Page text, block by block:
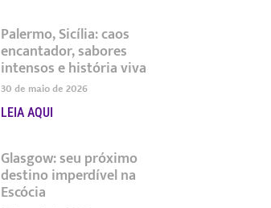
Palermo, Sicília: caos
encantador, sabores
intensos e história viva
30 de maio de 2026
LEIA AQUI
Glasgow: seu próximo
destino imperdível na
Escócia